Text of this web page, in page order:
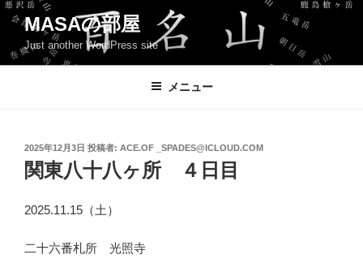
コ
ン
MASAの部屋
Just another WordPress site
メニュー
投
稿
日:
2025年12月3日 投稿者: ACE.OF _SPADES@ICLOUD.COM
関東八十八ヶ所 ４日目
2025.11.15（土）
二十六番札所 光照寺